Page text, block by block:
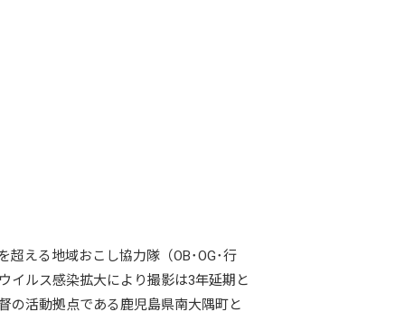
える地域おこし協力隊（OB･OG･行
イルス感染拡大により撮影は3年延期と
の活動拠点である鹿児島県南大隅町と